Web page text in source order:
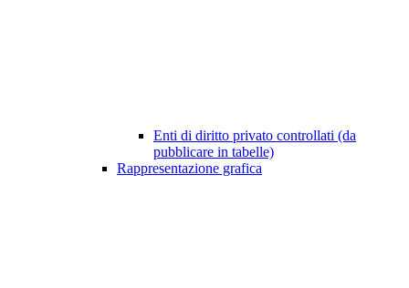
Enti di diritto privato controllati (da
pubblicare in tabelle)
Rappresentazione grafica